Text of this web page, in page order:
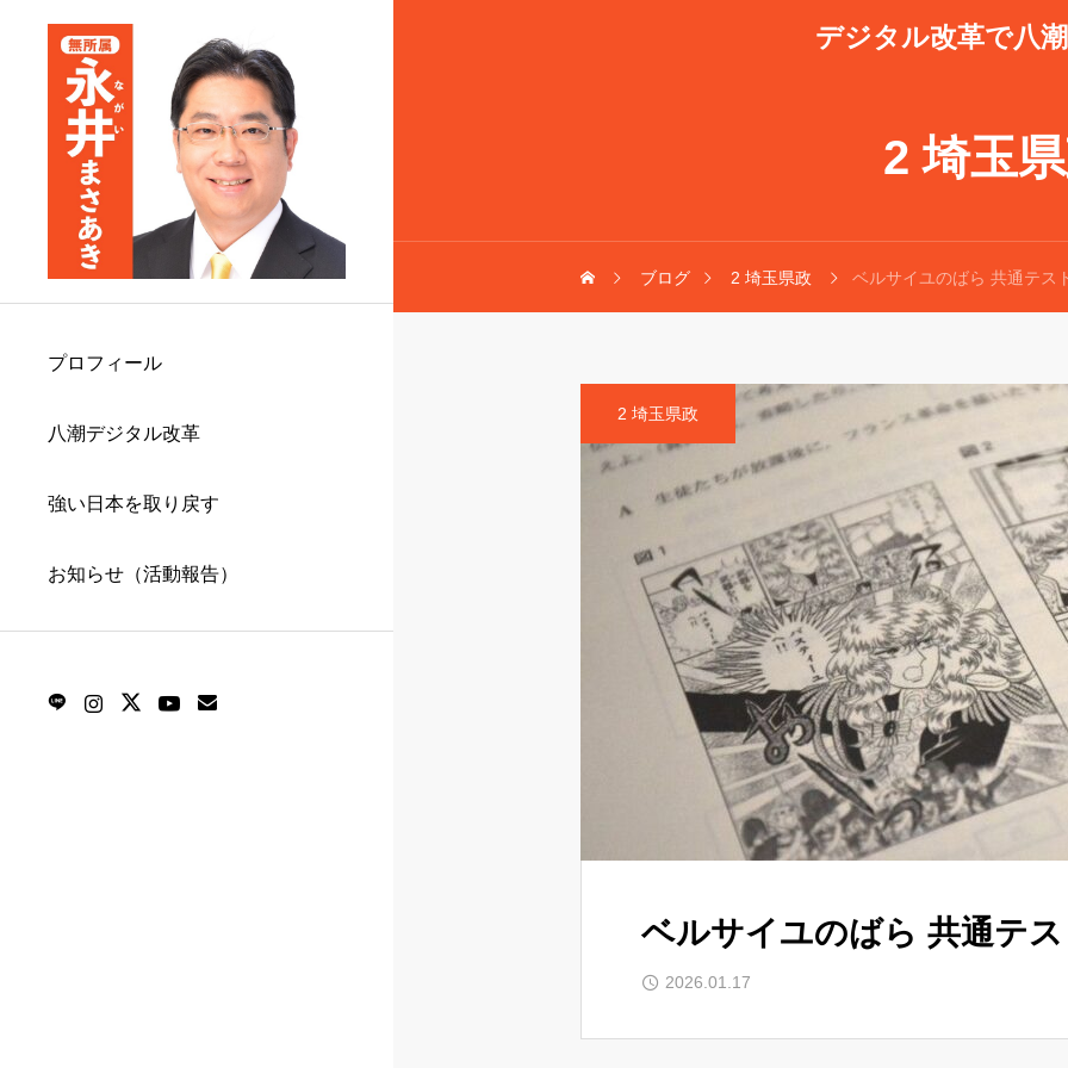
デジタル改革で八
プロフィール
八潮デジタル改革
強い日本を取り戻す
お知らせ（活動報告）
2 埼玉
ブログ 2 埼玉県政 ベルサイユのばら 共通テス
2 埼玉県政
ベルサイユのばら 共通テ
2026.01.17